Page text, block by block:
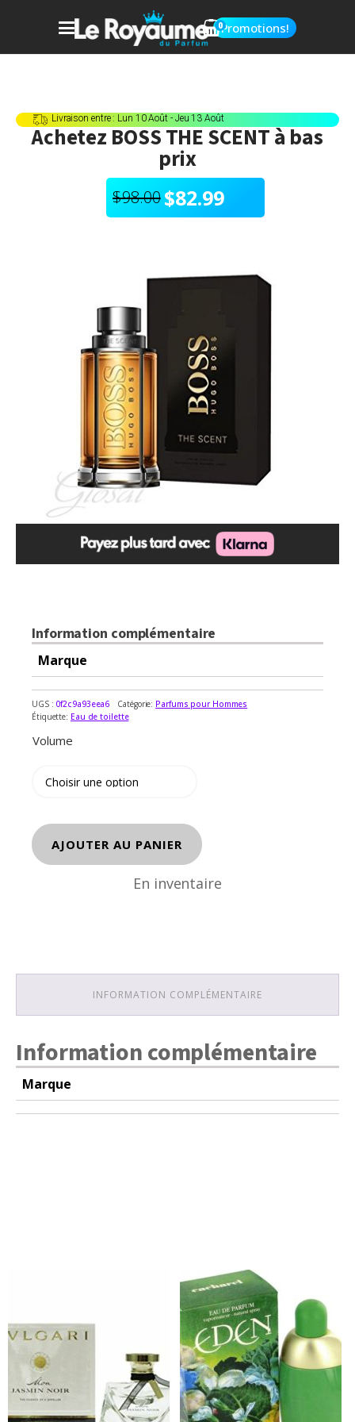
0Promotions!
Livraison entre : Lun 10 Août - Jeu 13 Août
AchetezBOSS THE SCENTà bas
prix
$98.00
Le
initial
était :
$98.00.
$82.99
Le
actuel
est :
$82.99.
Information complémentaire
Marque
UGS : 0f2c9a93eea6 Catégorie: Parfums pour Hommes
Étiquette: Eau de toilette
Volume
quantité
de
BOSS
AJOUTER AU PANIER
En inventaire
INFORMATION COMPLÉMENTAIRE
Information complémentaire
Marque